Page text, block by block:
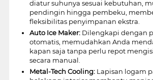
diatur suhunya sesuai kebutuhan,
pendingin hingga pembeku,
fleksibilitas penyimpanan ekstra.
Auto Ice Maker:Dilengkapi dengan
otomatis, memudahkan Anda
kapan saja tanpa perlu repot
secara manual.
Metal-Tech Cooling:Lapisan logam